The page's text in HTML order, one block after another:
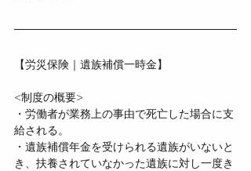
【労災保険｜遺族補償一時金】
<制度の概要>
・労働者が業務上の事由で死亡した場合に支
給される。
・遺族補償年金を受けられる遺族がいないと
き、扶養されていなかった遺族に対し一度き